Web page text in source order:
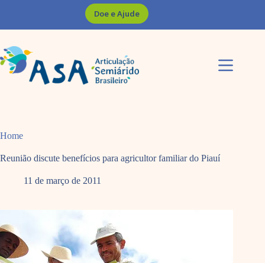
Doe e Ajude
Home
Reunião discute benefícios para agricultor familiar do Piauí
11 de março de 2011